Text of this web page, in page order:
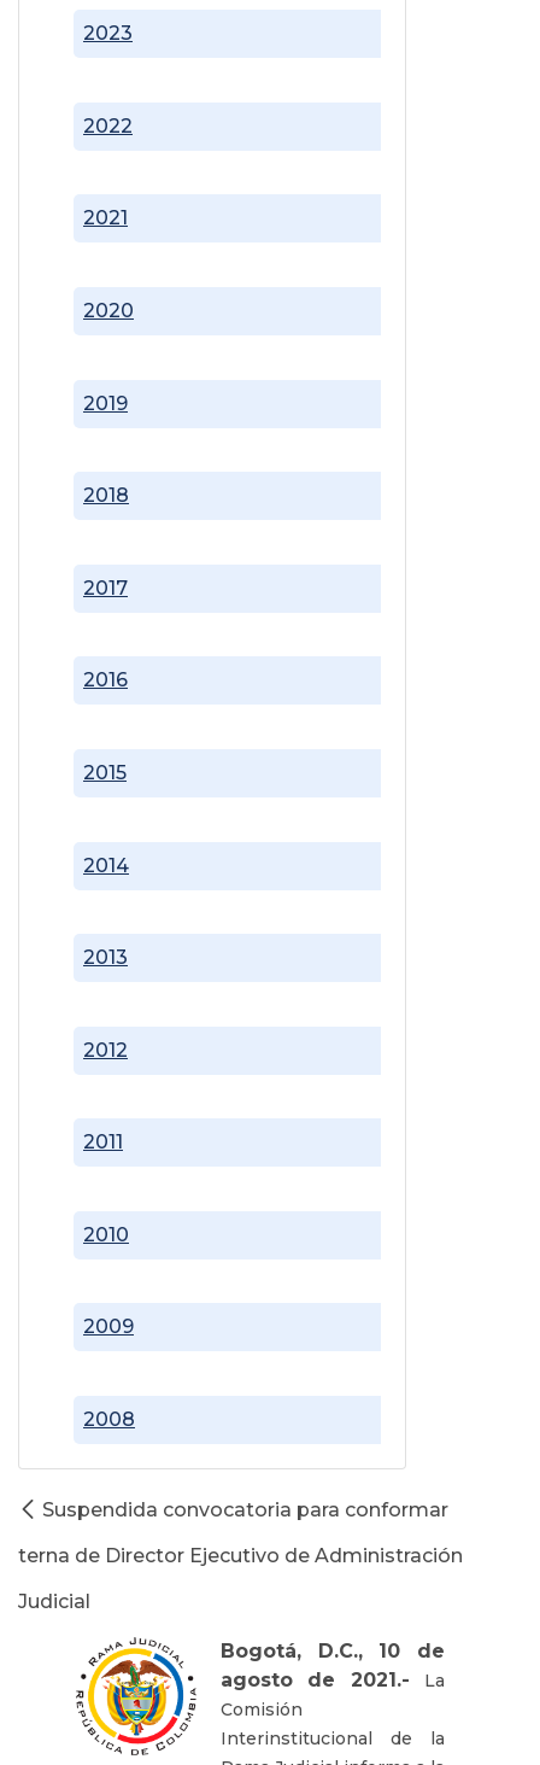
2008
2009
2010
2011
2012
2013
2014
2015
2016
2017
2018
2019
2020
2021
2022
2023
Suspendida convocatoria para conformar
terna de Director Ejecutivo de Administración
Judicial
Bogotá, D.C., 10 de
agosto de 2021.- La
Comisión
Interinstitucional de la